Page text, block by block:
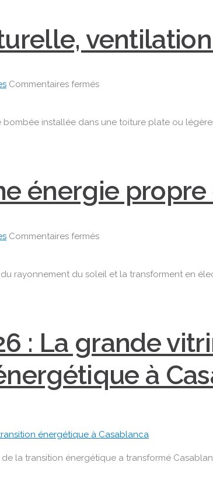
équipements
et
votre
Commentaires ferméssur
et
confort
installée dans une toiture plate ou
énergie
Commentaires ferméssur
solaires
propre
et
rayonnement du soleil et la transforment en
: La grande
à
de la transition énergétique a transformé